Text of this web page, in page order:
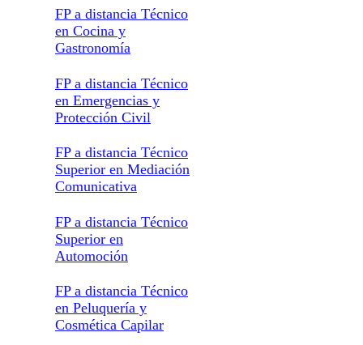
FP a distancia Técnico
en Cocina y
Gastronomía
FP a distancia Técnico
en Emergencias y
Protección Civil
FP a distancia Técnico
Superior en Mediación
Comunicativa
FP a distancia Técnico
Superior en
Automoción
FP a distancia Técnico
en Peluquería y
Cosmética Capilar